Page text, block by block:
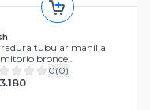
tubular manilla
bronce
Bash
0(0)